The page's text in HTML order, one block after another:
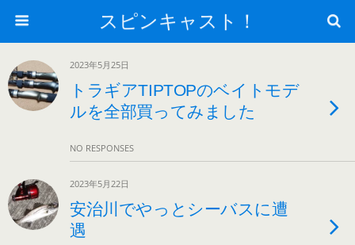
スピンキャスト！
2023年5月25日
トラギアTIPTOPのベイトモデ
ルを全部買ってみました
NO RESPONSES
2023年5月22日
安治川でやっとシーバスに遭
遇